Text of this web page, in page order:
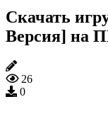
Скачать
Версия] на
26
0